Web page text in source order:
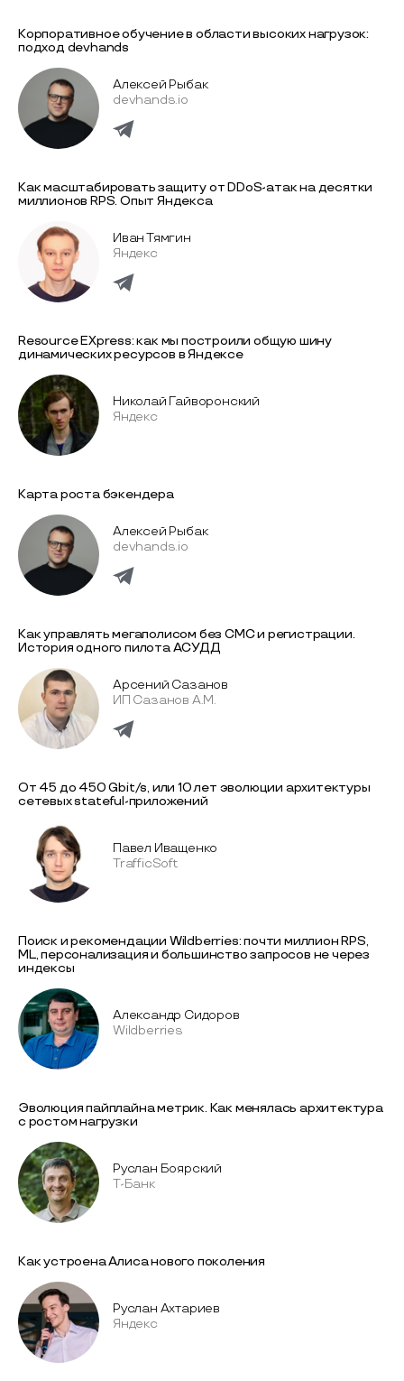
Корпоративное обучение в области высоких нагрузок:
подход devhands
Алексей Рыбак
devhands.io
Как масштабировать защиту от DDoS-атак на десятки
миллионов RPS. Опыт Яндекса
Иван Тямгин
Яндекс
Resource EXpress: как мы построили общую шину
динамических ресурсов в Яндексе
Николай Гайворонский
Яндекс
Карта роста бэкендера
Алексей Рыбак
devhands.io
Как управлять мегаполисом без СМС и регистрации.
История одного пилота АСУДД
Арсений Сазанов
ИП Сазанов А.М.
От 45 до 450 Gbit/s, или 10 лет эволюции архитектуры
сетевых stateful-приложений
Павел Иващенко
TrafficSoft
Поиск и рекомендации Wildberries: почти миллион RPS,
ML, персонализация и большинство запросов не через
индексы
Александр Сидоров
Wildberries
Эволюция пайплайна метрик. Как менялась архитектура
с ростом нагрузки
Руслан Боярский
T-Банк
Как устроена Алиса нового поколения
Руслан Ахтариев
Яндекс